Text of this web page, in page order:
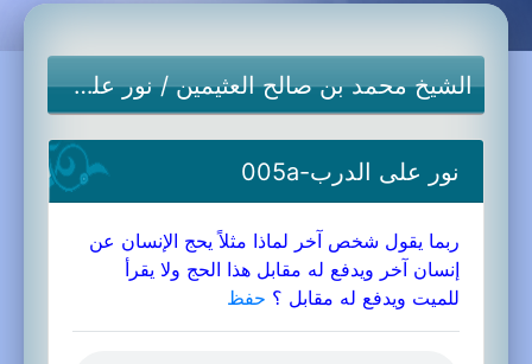
الشيخ محمد بن صالح العثيمين/نور على الدرب
نور على الدرب-005a
ربما يقول شخص آخر لماذا مثلاً يحج الإنسان عن
إنسان آخر ويدفع له مقابل هذا الحج ولا يقرأ
للميت ويدفع له مقابل ؟ حفظ